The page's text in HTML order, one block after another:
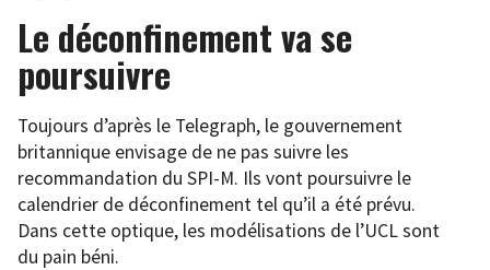
Le déconfinement va se
poursuivre
Toujours d’après le Telegraph, le gouvernement
britannique envisage de ne pas suivre les
recommandation du SPI-M. Ils vont poursuivre le
calendrier de déconfinement tel qu’il a été prévu.
Dans cette optique, les modélisations de l’UCL sont
du pain béni.